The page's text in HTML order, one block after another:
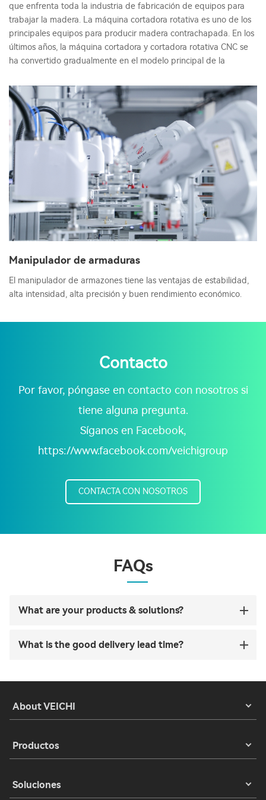
que enfrenta toda la industria de fabricación de equipos para
trabajar la madera. La máquina cortadora rotativa es uno de los
principales equipos para producir madera contrachapada. En los
últimos años, la máquina cortadora y cortadora rotativa CNC se
ha convertido gradualmente en el modelo principal de la
Manipulador de armaduras
El manipulador de armazones tiene las ventajas de estabilidad,
alta intensidad, alta precisión y buen rendimiento económico.
Contacto
Por favor, póngase en contacto con nosotros si
tiene alguna pregunta.
Síganos en Facebook,
https://www.facebook.com/veichigroup
CONTACTA CON NOSOTROS
FAQs
What are your products & solutions?
What is the good delivery lead time?
About VEICHI
Productos
Soluciones